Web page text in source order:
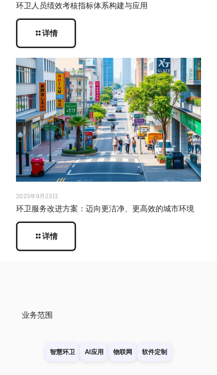
环卫人员绩效考核指标体系构建与应用
详情
2025年9月23日
环卫服务改进方案：迈向更洁净、更高效的城市环境
详情
业务范围
智慧环卫 AI应用 物联网 软件定制